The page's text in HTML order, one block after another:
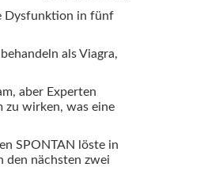
Dysfunktion in fünf
als Viagra,
aber Experten
zu wirken, was eine
SPONTAN löste in
den nächsten zwei